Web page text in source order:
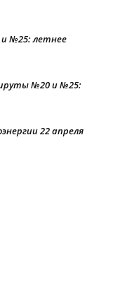
№25: летнее
№20 и №25:
22 апреля